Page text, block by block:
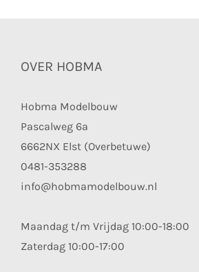
OVER HOBMA
Hobma Modelbouw
Pascalweg 6a
6662NX Elst (Overbetuwe)
0481-353288
info@hobmamodelbouw.nl
Maandag t/m Vrijdag 10:00-18:00
Zaterdag 10:00-17:00